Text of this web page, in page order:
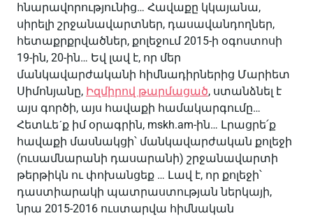
հնարավորությունից… Հավաքը կկայանա,
սիրելի շրջանավարտներ, դասավանդողներ,
հետաքրքրվածներ, քոլեջում 2015-ի օգոստոսի
19-ին, 20-ին… Եվ լավ է, որ մեր
մանկավարժականի հիմնադիրներից Մարիետ
Սիմոնյանը, Իզմիրով թարմացած, ստանձնել է
այս գործի, այս հավաքի համակարգումը…
Հետևեˊք իմ օրագրին, mskh.am-ին… Լրացրե՛ք
հավաքի մասնակցի՝ մանկավարժական քոլեջի
(ուսամնարանի դասարանի) շրջանավարտի
թերթիկն ու փոխանցեք … Լավ է, որ քոլեջի՝
դաստիարակի պատրաստության ներկայի,
նրա 2015-2016 ուստարվա հիմնական